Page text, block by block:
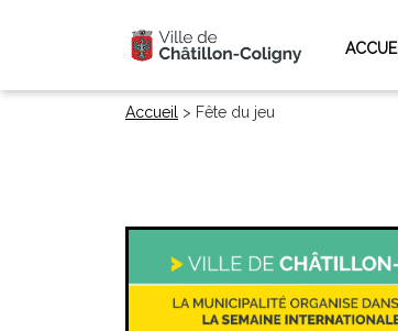
Accueil > Fête du jeu